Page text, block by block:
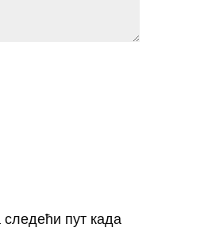
пут када